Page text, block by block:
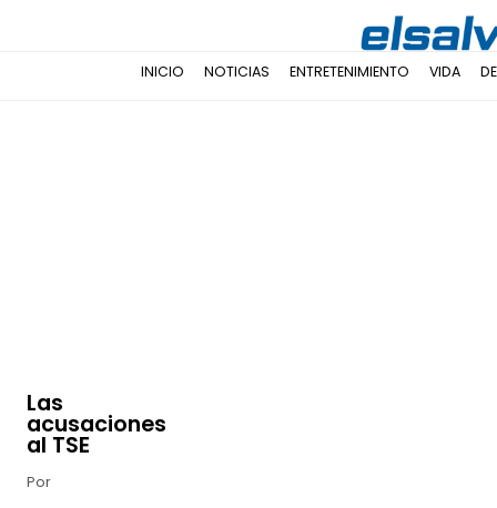
INICIO NOTICIAS ENTRETENIMIENTO VIDA
Las
acusaciones
al TSE
Por